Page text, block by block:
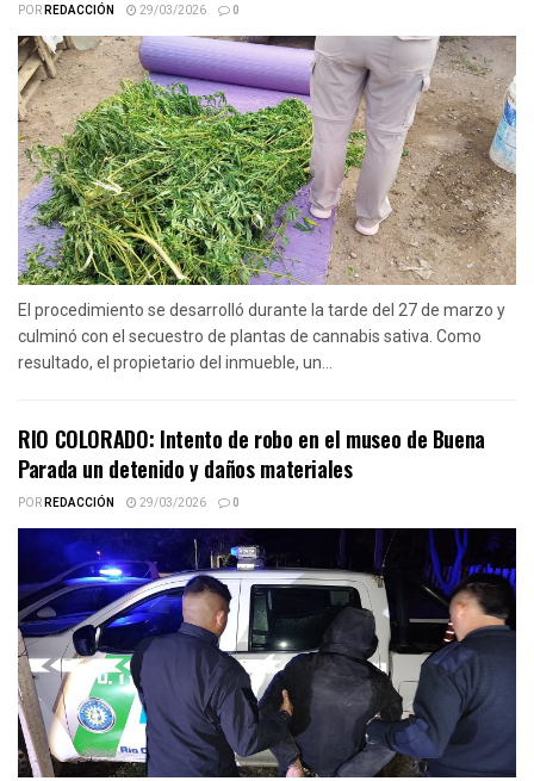
PORREDACCIÓN 29/03/2026 0
El procedimiento se desarrolló durante la tarde del 27 de marzo y
culminó con el secuestro de plantas de cannabis sativa. Como
resultado, el propietario del inmueble, un...
RIO COLORADO: Intento de robo en el museo de Buena
Parada un detenido y daños materiales
PORREDACCIÓN 29/03/2026 0